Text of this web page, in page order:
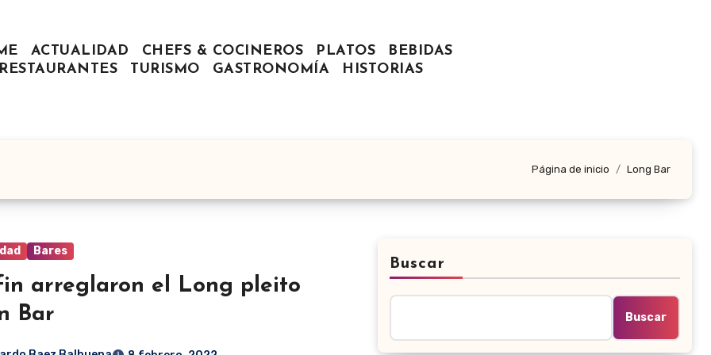
ACTUALIDAD CHEFS & COCINEROS PLATOS
BEBIDAS
RESTAURANTES
TURISMO GASTRONOMÍA HISTORIAS
Página de inicio Long Bar
Bares
arreglaron el Long pleito
Bar
Buscar
Buscar